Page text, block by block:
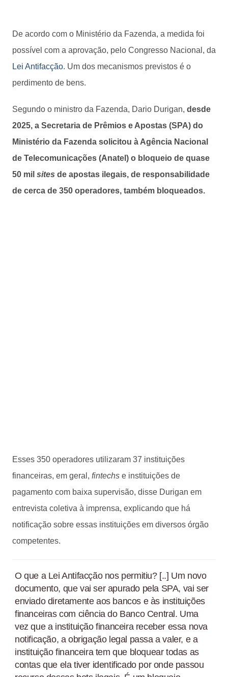
De acordo com o Ministério da Fazenda, a medida foi
possível com a aprovação, pelo Congresso Nacional, da
Lei Antifacção. Um dos mecanismos previstos é o
perdimento de bens.
Segundo o ministro da Fazenda, Dario Durigan, desde
2025, a Secretaria de Prêmios e Apostas (SPA) do
Ministério da Fazenda solicitou à Agência Nacional
de Telecomunicações (Anatel) o bloqueio de quase
50 mil sites de apostas ilegais, de responsabilidade
de cerca de 350 operadores, também bloqueados.
Esses 350 operadores utilizaram 37 instituições
financeiras, em geral, fintechs e instituições de
pagamento com baixa supervisão, disse Durigan em
entrevista coletiva à imprensa, explicando que há
notificação sobre essas instituições em diversos órgão
competentes.
O que a Lei Antifacção nos permitiu? [..] Um novo
documento, que vai ser apurado pela SPA, vai ser
enviado diretamente aos bancos e às instituições
financeiras com ciência do Banco Central. Uma
vez que a instituição financeira receber essa nova
notificação, a obrigação legal passa a valer, e a
instituição financeira tem que bloquear todas as
contas que ela tiver identificado por onde passou